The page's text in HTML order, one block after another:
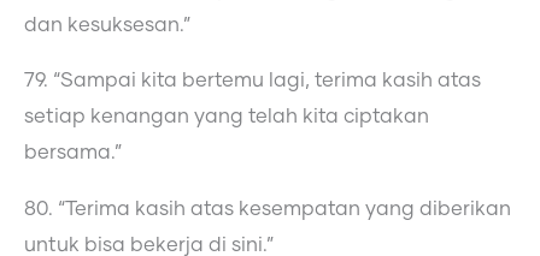
dan kesuksesan.”
79. “Sampai kita bertemu lagi, terima kasih atas
setiap kenangan yang telah kita ciptakan
bersama.”
80. “Terima kasih atas kesempatan yang diberikan
untuk bisa bekerja di sini.”